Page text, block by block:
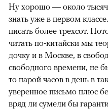
Ну хорошо — около
знать уже в первом
писать более трехсот.
читать по-китайски мы
дочку и в Москве, в
свободного времени, не
то парой часов в день в
уверенное письмо плюс
вряд ли сумели бы